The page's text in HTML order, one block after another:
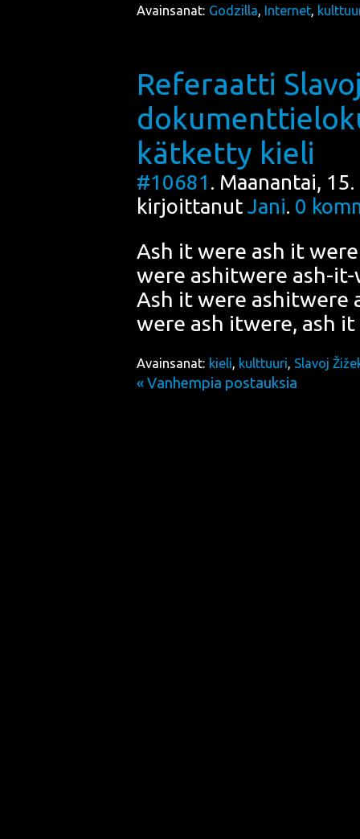
Avainsanat: Godzilla, Internet,
Referaatti
kätketty kieli
#10681 . Maanantai,
kirjoittanut Jani. 0
Ash it were ash it
were ashitwe­re ash-
Ash it were ashitwe­re
were ash itwe­re, ash
Avainsanat: kieli kulttuuri Slavoj
« Vanhempia postauksia